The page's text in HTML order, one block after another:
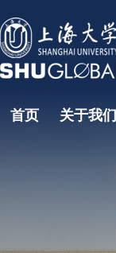
首页 关于我们